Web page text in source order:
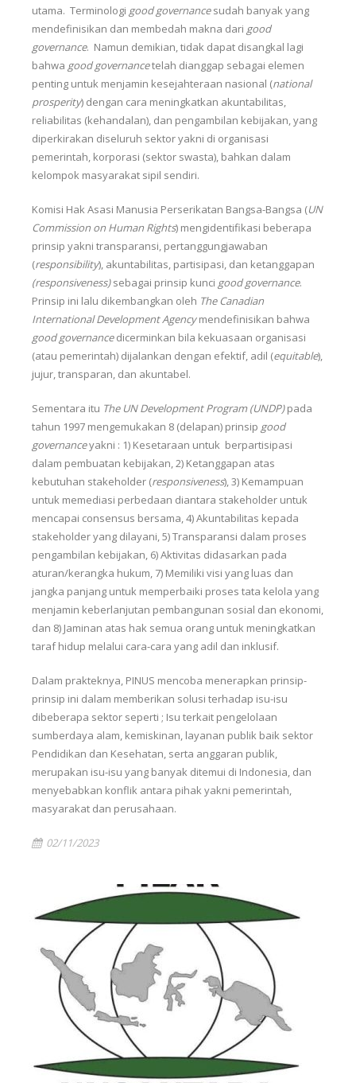
utama. Terminologi good governancesudah banyak yang
mendefinisikan dan membedah makna dari good
governance. Namun demikian, tidak dapat disangkal lagi
bahwa good governancetelah dianggap sebagai elemen
penting untuk menjamin kesejahteraan nasional (national
prosperity) dengan cara meningkatkan akuntabilitas,
reliabilitas (kehandalan), dan pengambilan kebijakan, yang
diperkirakan diseluruh sektor yakni di organisasi
pemerintah, korporasi (sektor swasta), bahkan dalam
kelompok masyarakat sipil sendiri.
Komisi Hak Asasi Manusia Perserikatan Bangsa-Bangsa (UN
Commission on Human Rights) mengidentifikasi beberapa
prinsip yakni transparansi, pertanggungjawaban
(responsibility), akuntabilitas, partisipasi, dan ketanggapan
(responsiveness)sebagai prinsip kunci good governance.
Prinsip ini lalu dikembangkan oleh The Canadian
International Development Agencymendefinisikan bahwa
good governancedicerminkan bila kekuasaan organisasi
(atau pemerintah) dijalankan dengan efektif, adil (equitable),
jujur, transparan, dan akuntabel.
Sementara itu The UN Development Program (UNDP)pada
tahun 1997 mengemukakan 8 (delapan) prinsip good
governanceyakni : 1) Kesetaraan untuk berpartisipasi
dalam pembuatan kebijakan, 2) Ketanggapan atas
kebutuhan stakeholder (responsiveness), 3) Kemampuan
untuk memediasi perbedaan diantara stakeholder untuk
mencapai consensus bersama, 4) Akuntabilitas kepada
stakeholder yang dilayani, 5) Transparansi dalam proses
pengambilan kebijakan, 6) Aktivitas didasarkan pada
aturan/kerangka hukum, 7) Memiliki visi yang luas dan
jangka panjang untuk memperbaiki proses tata kelola yang
menjamin keberlanjutan pembangunan sosial dan ekonomi,
dan 8) Jaminan atas hak semua orang untuk meningkatkan
taraf hidup melalui cara-cara yang adil dan inklusif.
Dalam prakteknya, PINUS mencoba menerapkan prinsip-
prinsip ini dalam memberikan solusi terhadap isu-isu
dibeberapa sektor seperti ; Isu terkait pengelolaan
sumberdaya alam, kemiskinan, layanan publik baik sektor
Pendidikan dan Kesehatan, serta anggaran publik,
merupakan isu-isu yang banyak ditemui di Indonesia, dan
menyebabkan konflik antara pihak yakni pemerintah,
masyarakat dan perusahaan.
02/11/2023